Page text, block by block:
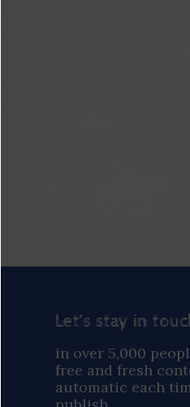
Let’s stay in
in over 5,000
free and fresh
automatic each